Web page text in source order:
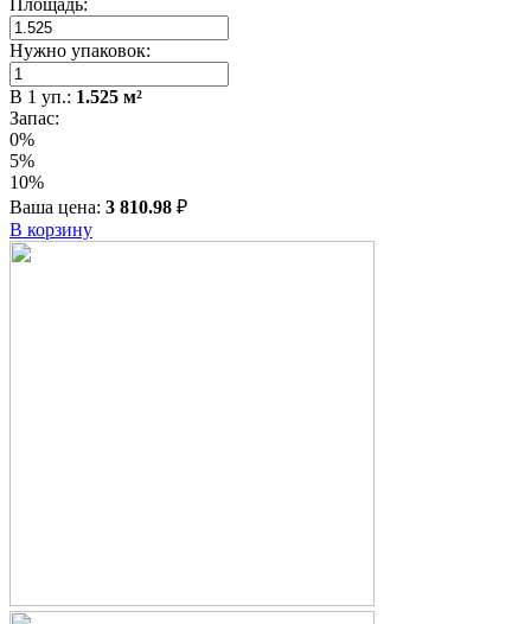
Нужно упаковок:
В 1 уп.: 1.525 м²
Запас:
0%
5%
10%
Ваша цена: 3 810.98 ₽
В корзину